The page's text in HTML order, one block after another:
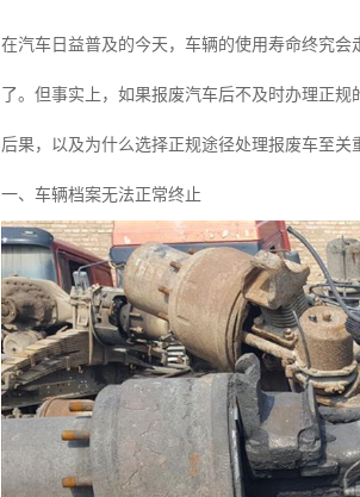
在汽车日益普及的今天，车辆的使用寿命终究
了。但事实上，如果报废汽车后不及时办理正
后果，以及为什么选择正规途径处理报废车至关
一、车辆档案无法正常终止